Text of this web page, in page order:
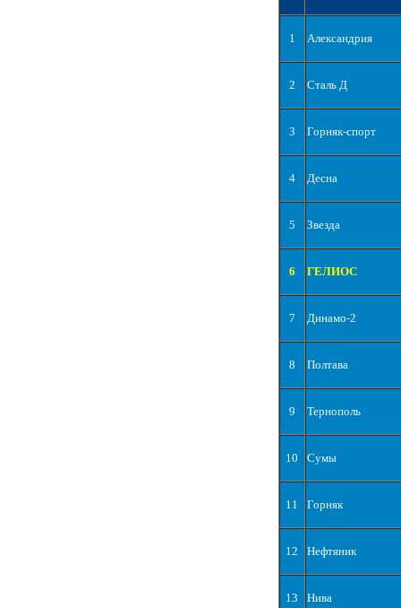
1 Александрия
2 Сталь Д
3 Горняк-спорт
4 Десна
5 Звезда
6 ГЕЛИОС
7 Динамо-2
8 Полтава
9 Тернополь
10 Сумы
11 Горняк
12 Нефтяник
13 Нива